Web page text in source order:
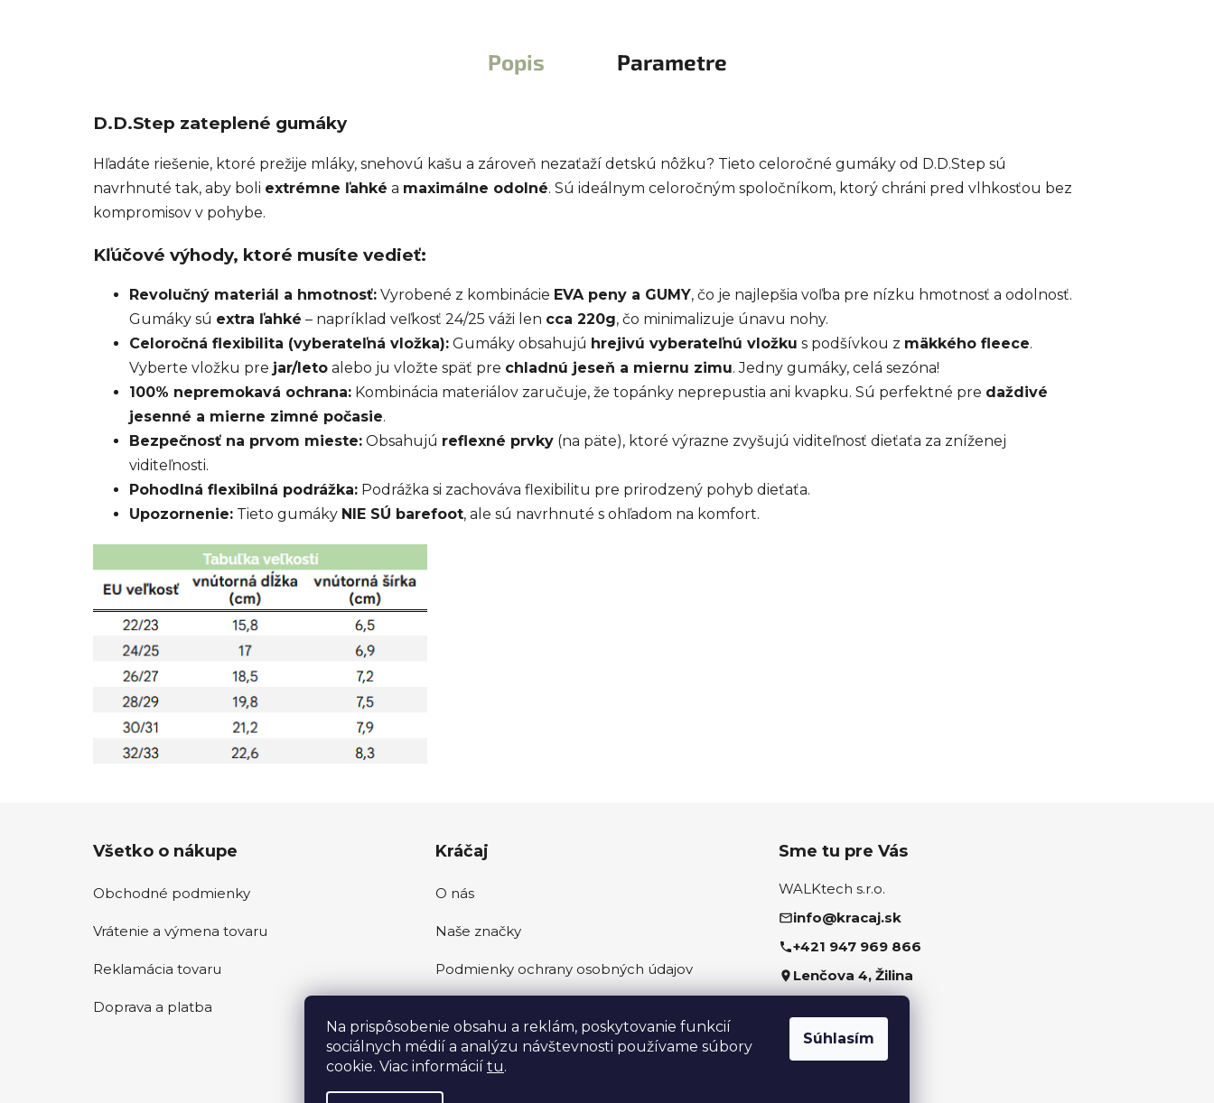
Na prispôsobenie obsahu a reklám, poskytovanie funkcií
sociálnych médií a analýzu návštevnosti používame súbory
cookie. Viac informácií tu.
Súhlasím
Popis Parametre
D.D.Step zateplené gumáky
Hľadáte riešenie, ktoré prežije mláky, snehovú kašu a zároveň nezaťaží detskú nôžku? Tieto celoročné gumáky od D.D.Step sú
navrhnuté tak, aby boli extrémne ľahké a maximálne odolné. Sú ideálnym celoročným spoločníkom, ktorý chráni pred vlhkosťou bez
kompromisov v pohybe.
Kľúčové výhody, ktoré musíte vedieť:
Revolučný materiál a hmotnosť: Vyrobené z kombinácie EVA peny a GUMY, čo je najlepšia voľba pre nízku hmotnosť a odolnosť.
Gumáky sú extra ľahké – napríklad veľkosť 24/25 váži len cca 220g, čo minimalizuje únavu nohy.
Celoročná flexibilita (vyberateľná vložka): Gumáky obsahujú hrejivú vyberateľnú vložku s podšívkou z mäkkého fleece.
Vyberte vložku pre jar/leto alebo ju vložte späť pre chladnú jeseň a miernu zimu. Jedny gumáky, celá sezóna!
100% nepremokavá ochrana: Kombinácia materiálov zaručuje, že topánky neprepustia ani kvapku. Sú perfektné pre daždivé
jesenné a mierne zimné počasie.
Bezpečnosť na prvom mieste: Obsahujú reflexné prvky (na päte), ktoré výrazne zvyšujú viditeľnosť dieťaťa za zníženej
viditeľnosti.
Pohodlná flexibilná podrážka: Podrážka si zachováva flexibilitu pre prirodzený pohyb dieťaťa.
Upozornenie: Tieto gumáky NIE SÚ barefoot, ale sú navrhnuté s ohľadom na komfort.
Všetko o nákupe
Obchodné podmienky
Vrátenie a výmena tovaru
Reklamácia tovaru
Doprava a platba
Kráčaj
O nás
Naše značky
Podmienky ochrany osobných údajov
Sme tu pre Vás
WALKtech s.r.o.
info@kracaj.sk
+421 947 969 866
Lenčova 4, Žilina